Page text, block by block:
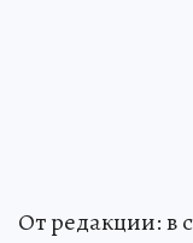
От редакции: в